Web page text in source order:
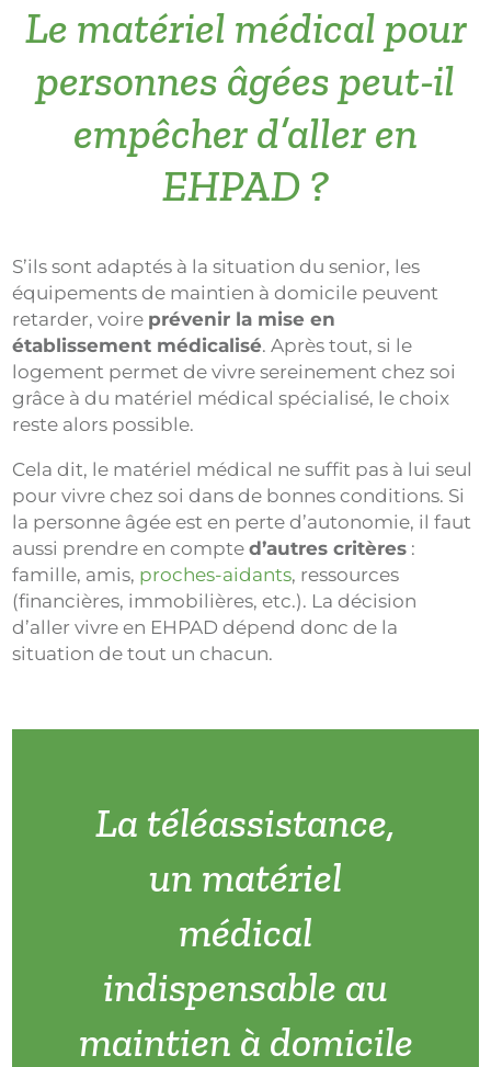
Le matériel médical pour
personnes âgées peut-il
empêcher d’aller en
EHPAD ?
S’ils sont adaptés à la situation du senior, les
équipements de maintien à domicile peuvent
retarder, voire prévenir la mise en
établissement médicalisé. Après tout, si le
logement permet de vivre sereinement chez soi
grâce à du matériel médical spécialisé, le choix
reste alors possible.
Cela dit, le matériel médical ne suffit pas à lui seul
pour vivre chez soi dans de bonnes conditions. Si
la personne âgée est en perte d’autonomie, il faut
aussi prendre en compted’autres critères :
famille, amis, proches-aidants, ressources
(financières, immobilières, etc.). La décision
d’aller vivre en EHPAD dépend donc de la
situation de tout un chacun.
La téléassistance,
un matériel
médical
indispensable au
maintien à domicile